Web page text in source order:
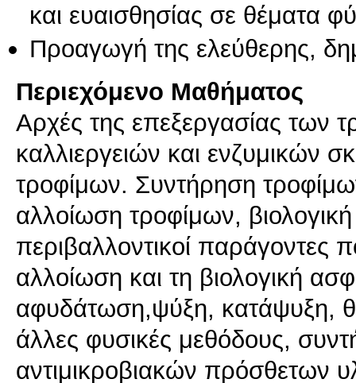
και ευαισθησίας σε θέματα
Προαγωγή της ελεύθερης,
Περιεχόμενο Μαθήματος
Αρχές της επεξεργασίας των
καλλιεργειών και ενζυμικών
τροφίμων. Συντήρηση
αλλοίωση τροφίμων,
περιβαλλοντικοί παράγοντες
αλλοίωση και τη βιολογική
αφυδάτωση,ψύξη, κατάψυξη,
άλλες φυσικές μεθόδους,
αντιμικροβιακών πρόσθετων